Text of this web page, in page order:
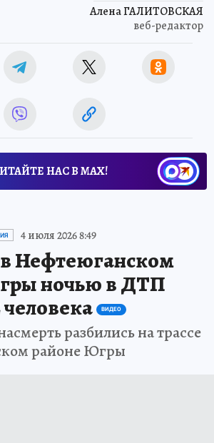
Алена ГАЛИТОВСКАЯ
веб-редактор
НАС В МАХ!
4 июля 2026 8:49
в Нефтеюганском
ночью в ДТП
ВИДЕО
разбились на трассе
районе Югры